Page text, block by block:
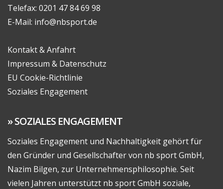
Telefax: 0201 47 84 69 98
E-Mail: info@nbsport.de
Kontakt & Anfahrt
Impressum & Datenschutz
EU Cookie-Richtlinie
Soziales Engagement
SOZIALES ENGAGEMENT
Soziales Engagement und Nachhaltigkeit gehört für
den Gründer und Gesellschafter von nb sport GmbH,
Nazim Bilgen, zur Unternehmensphilosophie. Seit
vielen Jahren unterstützt nb sport GmbH soziale,